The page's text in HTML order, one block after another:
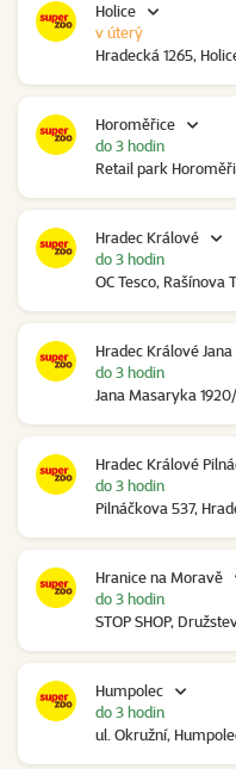
Holice
Hradecká 1265,
v úterý
Horoměřice
Retail park
do 3 hodin
Hradec Králové
OC Tesco, Rašínova
do 3 hodin
Hradec Králové
Jana Masaryka
do 3 hodin
Hradec Králové
Pilnáčkova 537,
do 3 hodin
Hranice na Moravě
STOP SHOP,
do 3 hodin
Humpolec
ul. Okružní,
do 3 hodin